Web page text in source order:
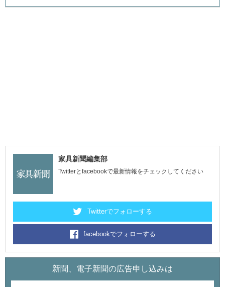
家具新聞編集部
Twitterとfacebookで最新情報をチェックしてください
Twitterでフォローする
facebookでフォローする
新聞、電子新聞の広告申し込みは